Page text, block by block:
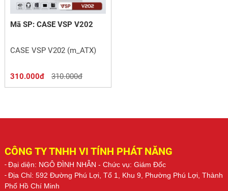
Mã SP: CASE VSP V202
CASE VSP V202 (m_ATX)
310.000đ 310.000đ
CÔNG TY TNHH VI TÍNH PHÁT NĂNG
-Đại diện: NGÔ ĐÌNH NHẪN - Chức vụ: Giám Đốc
-Địa Chỉ: 592 Đường Phú Lợi, Tổ 1, Khu 9, Phường Phú Lợi, Thành
Phố Hồ Chí Minh